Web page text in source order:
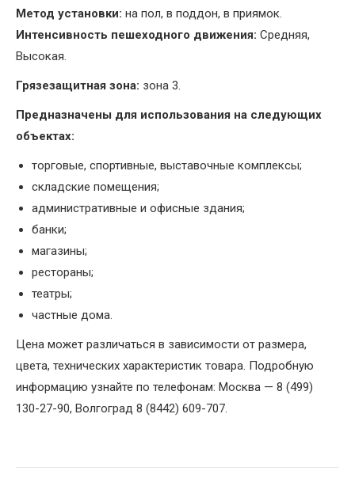
Метод установки: на пол, в поддон, в приямок.
Интенсивность пешеходного движения: Средняя,
Высокая.
Грязезащитная зона: зона 3.
Предназначены для использования на следующих
объектах:
торговые, спортивные, выставочные комплексы;
складские помещения;
административные и офисные здания;
банки;
магазины;
рестораны;
театры;
частные дома.
Цена может различаться в зависимости от размера,
цвета, технических характеристик товара. Подробную
информацию узнайте по телефонам: Москва — 8 (499)
130-27-90, Волгоград 8 (8442) 609-707.